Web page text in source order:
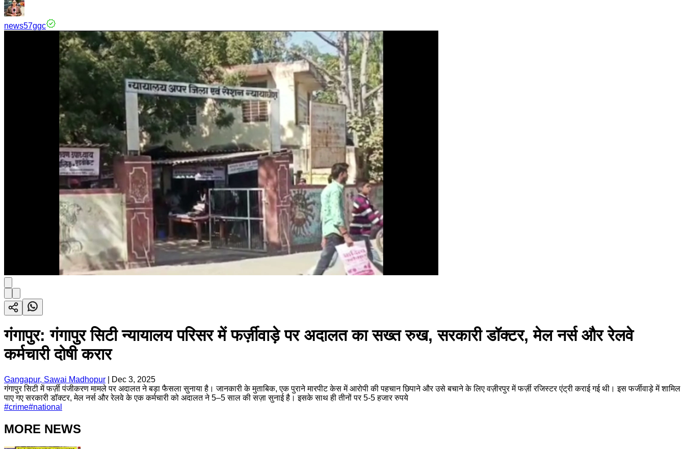
news57ggc
गंगापुर: गंगापुर सिटी न्यायालय परिसर में फर्ज़ीवाड़े पर अदालत का सख्त रुख, सरकारी डॉक्टर, मेल नर्स और रेलवे
कर्मचारी दोषी करार
Gangapur, Sawai Madhopur
Dec 3, 2025
गंगापुर सिटी में फर्ज़ी पंजीकरण मामले पर अदालत ने बड़ा फैसला सुनाया है। जानकारी के मुताबिक, एक पुराने मारपीट केस में आरोपी की पहचान छिपाने और उसे बचाने के लिए वज़ीरपुर में फर्ज़ी रजिस्टर एंट्री कराई गई थी। इस फर्जीवाड़े में शामिल
पाए गए सरकारी डॉक्टर, मेल नर्स और रेलवे के एक कर्मचारी को अदालत ने 5–5 साल की सज़ा सुनाई है। इसके साथ ही तीनों पर 5-5 हजार रुपये
#crime#national
MORE NEWS